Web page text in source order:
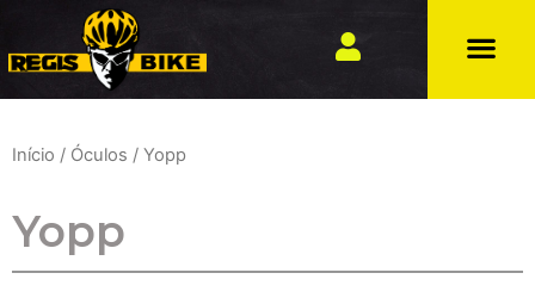
Início / Óculos / Yopp
Yopp